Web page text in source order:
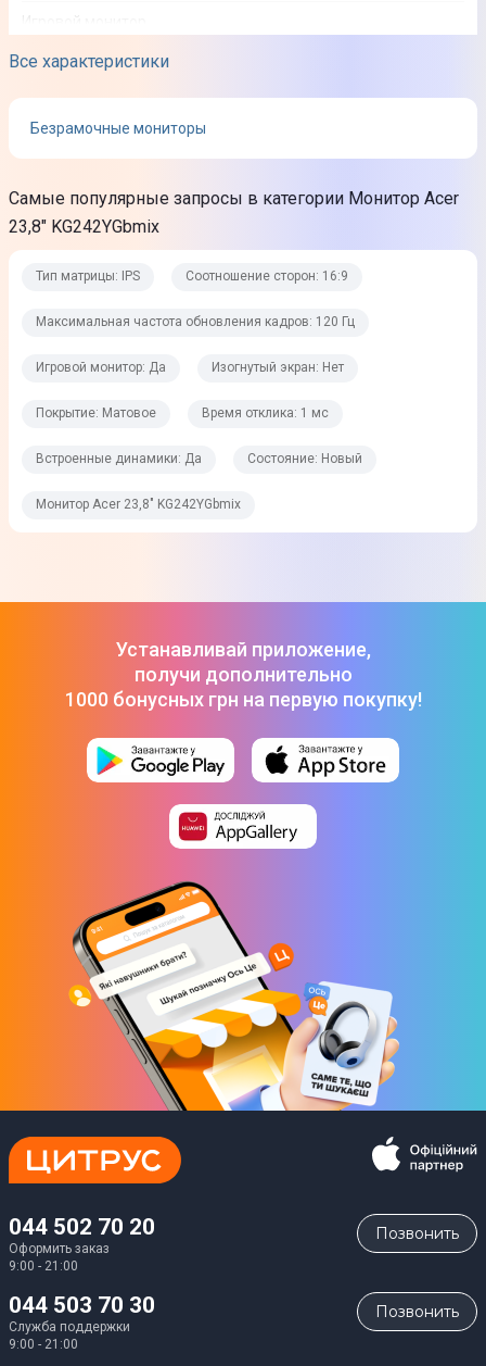
Все характеристики
Да
Изогнутый экран
Нет
Матовое
Подсветка
LED
Размер пикселя
Изображения
Время отклика
1 мс
Угол обзора вертикальный
Максимальное количество цветов
Дополнительные характеристики
Встроенные динамики
Суммарная мощность динамиков
Интерфейсы
2 x HDMI
1 x mini-Jack (3.5 мм)
Блок питания
Встроенный
Потребление электроэнергии
Безрамочные мониторы
Самые популярные запросы в категории Монитор Acer
23,8" KG242YGbmix
Тип матрицы: IPS Соотношение сторон: 16:9
Максимальная частота обновления кадров: 120 Гц
Игровой монитор: Да Изогнутый экран: Нет
Покрытие: Матовое Время отклика: 1 мс
Встроенные динамики: Да Состояние: Новый
Монитор Acer 23,8" KG242YGbmix
Устанавливай приложение,
получи дополнительно
1000 бонусных грн на первую покупку!
044 502 70 20
Оформить заказ
9:00 - 21:00
Позвонить
044 503 70 30
Служба поддержки
9:00 - 21:00
Позвонить